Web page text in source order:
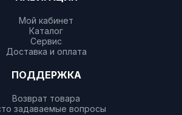
Мой кабинет
Каталог
Сервис
Доставка и оплата
ПОДДЕРЖКА
Возврат товара
задаваемые вопросы